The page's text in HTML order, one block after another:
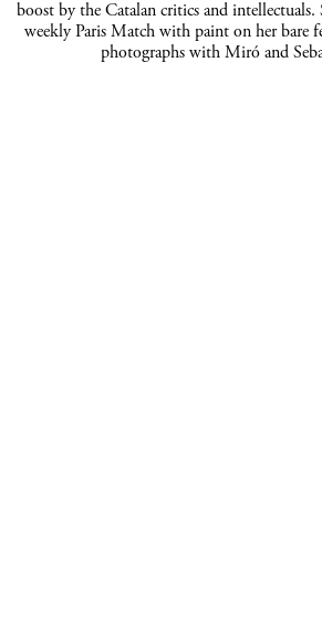
boost by the Catalan critics and
weekly Paris Match with paint on her bare
photographs with Miró and